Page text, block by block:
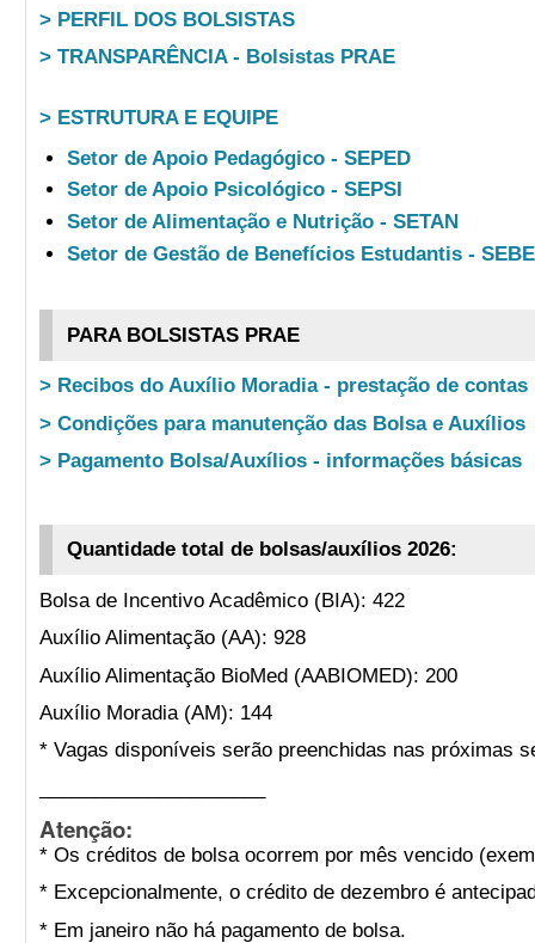
> PERFIL DOS BOLSISTAS
> TRANSPARÊNCIA - Bolsistas PRAE
> ESTRUTURA E EQUIPE
Setor de Apoio Pedagógico - SEPED
Setor de Apoio Psicológico - SEPSI
Setor de Alimentação e Nutrição - SETAN
Setor de Gestão de Benefícios Estudantis -
PARA BOLSISTAS PRAE
> Recibos do Auxílio Moradia - prestação de contas
> Condições para manutenção das Bolsa e Auxílios
> Pagamento Bolsa/Auxílios - informações básicas
Quantidade total de bolsas/auxílios 2026:
Bolsa de Incentivo Acadêmico (BIA): 422
Auxílio Alimentação (AA): 928
Auxílio Alimentação BioMed (AABIOMED): 200
Auxílio Moradia (AM): 144
* Vagas disponíveis serão preenchidas nas próximas
Atenção:
* Os créditos de bolsa ocorrem por mês vencido
* Excepcionalmente, o crédito de dezembro é
* Em janeiro não há pagamento de bolsa.